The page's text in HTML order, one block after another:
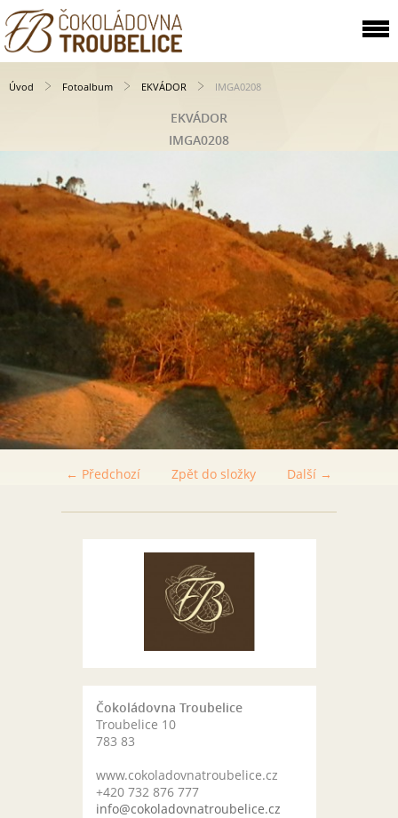
Úvod Fotoalbum EKVÁDOR IMGA0208
EKVÁDOR
IMGA0208
← Předchozí Další →
Zpět do složky
Čokoládovna Troubelice
Troubelice 10
783 83
www.cokoladovnatroubelice.cz
+420 732 876 777
info@cokoladovnatroubelice.cz